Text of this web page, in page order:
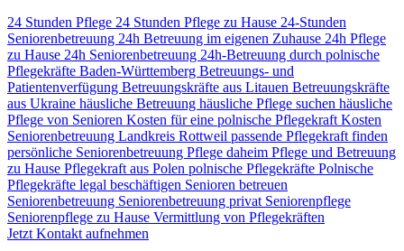
24 Stunden Pflege 24 Stunden Pflege zu Hause 24-Stunden
Seniorenbetreuung 24h Betreuung im eigenen Zuhause 24h Pflege
zu Hause 24h Seniorenbetreuung 24h-Betreuung durch polnische
Pflegekräfte Baden-Württemberg Betreuungs- und
Patientenverfügung Betreuungskräfte aus Litauen Betreuungskräfte
aus Ukraine häusliche Betreuung häusliche Pflege suchen häusliche
Pflege von Senioren Kosten für eine polnische Pflegekraft Kosten
Seniorenbetreuung Landkreis Rottweil passende Pflegekraft finden
persönliche Seniorenbetreuung Pflege daheim Pflege und Betreuung
zu Hause Pflegekraft aus Polen polnische Pflegekräfte Polnische
Pflegekräfte legal beschäftigen Senioren betreuen
Seniorenbetreuung Seniorenbetreuung privat Seniorenpflege
Seniorenpflege zu Hause Vermittlung von Pflegekräften
Jetzt Kontakt aufnehmen